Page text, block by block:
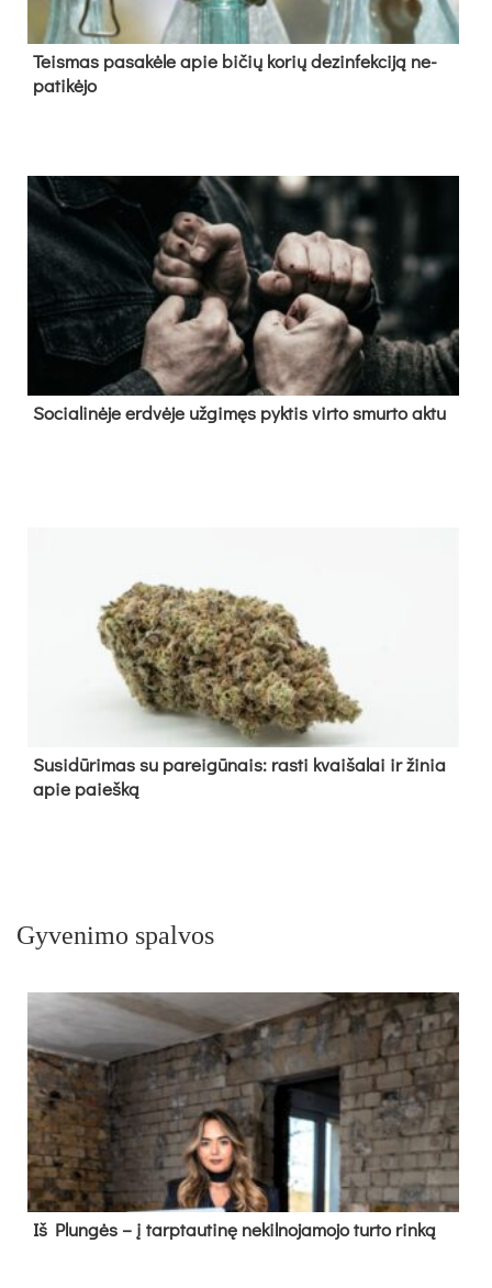
Teis­mas pa­sa­kė­le apie bi­čių ko­rių de­zin­fek­ci­ją ne­
pa­ti­kė­jo
So­cia­li­nė­je erd­vė­je už­gi­męs pyk­tis vir­to smur­to ak­tu
Su­si­dū­ri­mas su pa­rei­gū­nais: ras­ti kvai­ša­lai ir ži­nia
apie paieš­ką
Gyvenimo spalvos
Iš Plungės – į tarptautinę nekilnojamojo turto rinką